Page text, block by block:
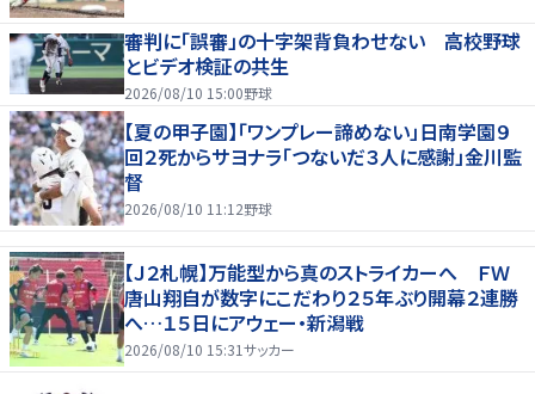
審判に「誤審」の十字架背負わせない 高校野球
とビデオ検証の共生
2026/08/10 15:00野球
【夏の甲子園】「ワンプレー諦めない」日南学園９
回２死からサヨナラ「つないだ３人に感謝」金川監
督
2026/08/10 11:12野球
【Ｊ２札幌】万能型から真のストライカーへ ＦＷ
唐山翔自が数字にこだわり２５年ぶり開幕２連勝
へ…１５日にアウェー・新潟戦
2026/08/10 15:31サッカー